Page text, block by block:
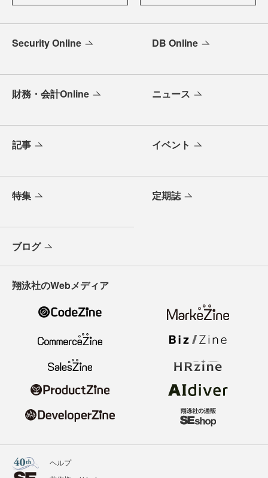
Security Online DB Online
財務・会計Online ニュース
記事 イベント
特集 定期誌
ブログ
翔泳社のWebメディア
ヘルプ